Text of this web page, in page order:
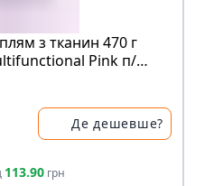
з тканин 470 г
Pink п/
Де дешевше?
113.90 грн